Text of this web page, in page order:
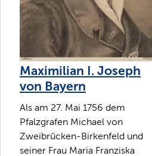
Maximilian I. Joseph
von Bayern
Als am 27. Mai 1756 dem
Pfalzgrafen Michael von
Zweibrücken-Birkenfeld und
seiner Frau Maria Franziska